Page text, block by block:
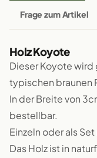
Frage zum Artikel
Holz Koyote
Dieser Koyote
typischen braunen
In der Breite von
bestellbar.
Einzeln oder als
Das Holz ist in